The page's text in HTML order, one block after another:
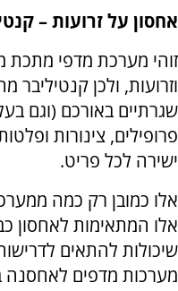
אחסון על זרועות –
זוהי מערכת מדפי מתכת
וזרועות, ולכן קנטיליבר
שגרתיים באורכם (וגם
פרופילים, צינורות
ישירה לכל פריט.
אלו כמובן רק כמה
אלו המתאימות לאחסון
שיכולות להתאים
מערכות מדפים לאחסנה